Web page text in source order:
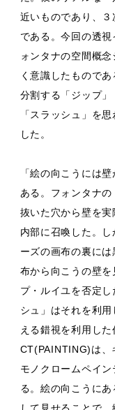
近いものであり、
である。今回の透
ォンタナの空間概
く意識したもので
分割する「ジップ
「スラッシュ」を
した。
「絵の向こうには
ある。フォンタナ
抜いた穴から壁を
内部に召喚した。
ーズの画布の裏に
布から向こうの壁
プ・ルイユを否定
シュ」はそれを利
える錯視を利用し
CT(PAINTING)は、
モノクロームペイ
る。絵の向こうに
して見せることで